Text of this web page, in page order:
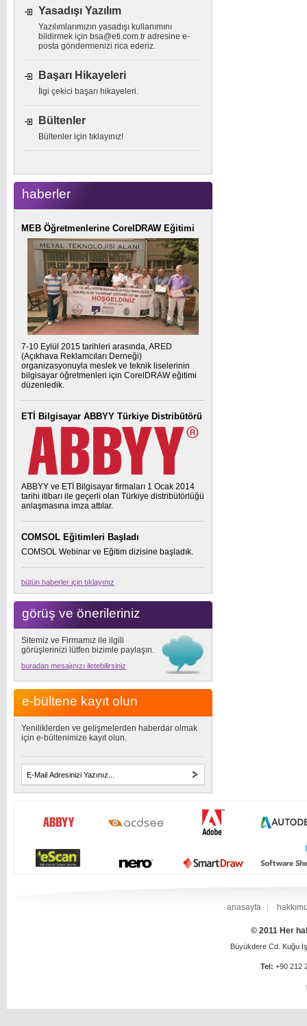
Yasadışı Yazılım
Yazılımlarımızın yasadışı kullanımını
bildirmek için bsa@eti.com.tr adresine e-
posta göndermenizi rica ederiz.
Başarı Hikayeleri
İlgi çekici başarı hikayeleri.
Bültenler
Bültenler için tıklayınız!
haberler
MEB Öğretmenlerine CorelDRAW Eğitimi
7-10 Eylül 2015 tarihleri arasında, ARED
(Açıkhava Reklamcıları Derneği)
organizasyonuyla meslek ve teknik liselerinin
bilgisayar öğretmenleri için CorelDRAW eğitimi
düzenledik.
ETİ Bilgisayar ABBYY Türkiye Distribütörü
ABBYY ve ETİ Bilgisayar firmaları 1 Ocak 2014
tarihi itibarı ile geçerli olan Türkiye distribütörlüğü
anlaşmasına imza attılar.
COMSOL Eğitimleri Başladı
COMSOL Webinar ve Eğitim dizisine başladık.
bütün haberler için tıklayınız
görüş ve önerileriniz
Sitemiz ve Firmamız ile ilgili
görüşlerinizi lütfen bizimle paylaşın.
buradan mesajınızı iletebilirsiniz
e-bültene kayıt olun
Yeniliklerden ve gelişmelerden haberdar olmak
için e-bültenimize kayıt olun.
anasayfa
© 2011 Her
Büyükdere Cd. Kuğu
Tel: +90 212